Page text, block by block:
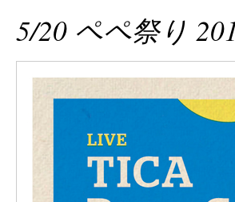
5/20 ペペ祭り